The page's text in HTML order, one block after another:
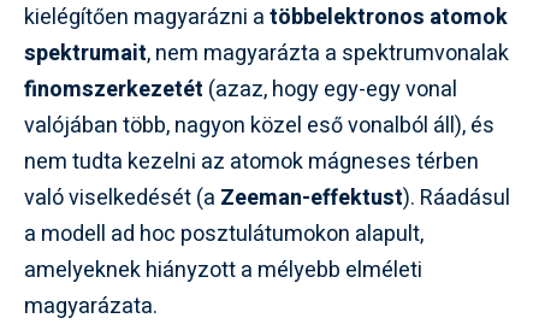
kielégítően magyarázni atöbbelektronos atomok
spektrumait, nem magyarázta a spektrumvonalak
finomszerkezetét (azaz, hogy egy-egy vonal
valójában több, nagyon közel eső vonalból áll), és
nem tudta kezelni az atomok mágneses térben
való viselkedését (a Zeeman-effektust). Ráadásul
a modell ad hoc posztulátumokon alapult,
amelyeknek hiányzott a mélyebb elméleti
magyarázata.